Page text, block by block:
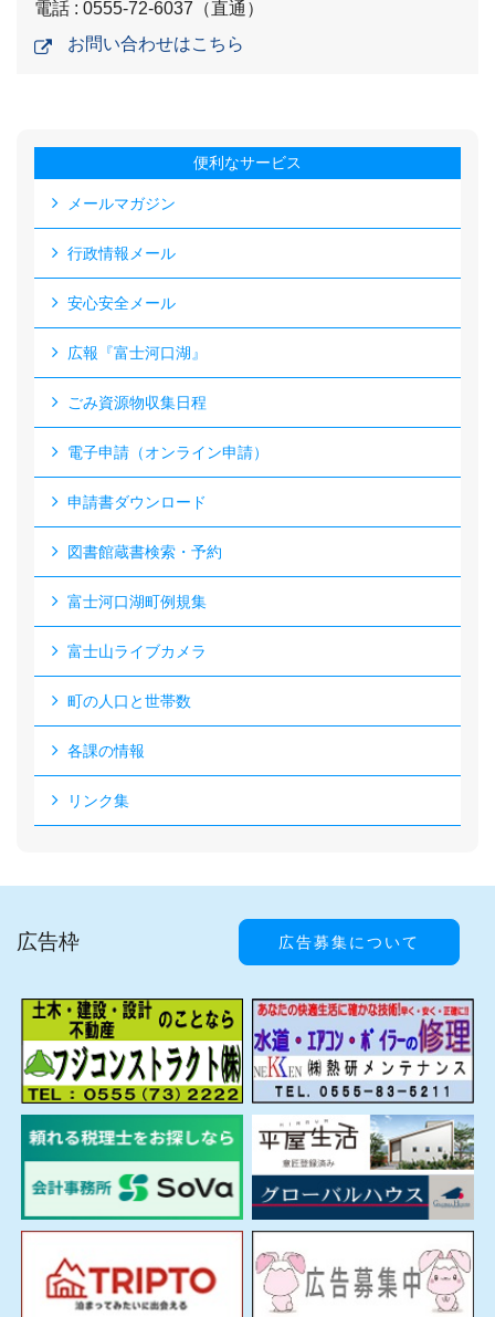
電話 : 0555-72-6037（直通）
お問い合わせはこちら
便利なサービス
メールマガジン
行政情報メール
安心安全メール
広報『富士河口湖』
ごみ資源物収集日程
電子申請（オンライン申請）
申請書ダウンロード
図書館蔵書検索・予約
富士河口湖町例規集
富士山ライブカメラ
町の人口と世帯数
各課の情報
リンク集
広告枠 広告募集について